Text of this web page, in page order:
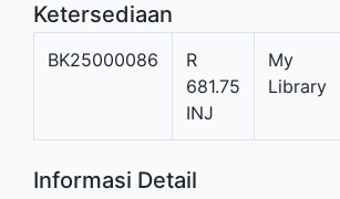
Ketersediaan
BK25000086
R
681.75
INJ
My
Library
Informasi Detail